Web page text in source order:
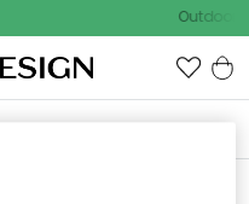
Outdoor